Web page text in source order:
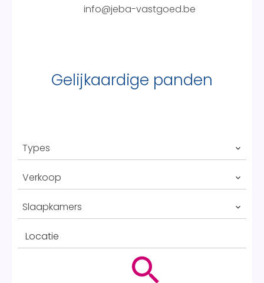
info@jeba-vastgoed.be
Gelijkaardige panden
Types
Verkoop
Slaapkamers
Locatie